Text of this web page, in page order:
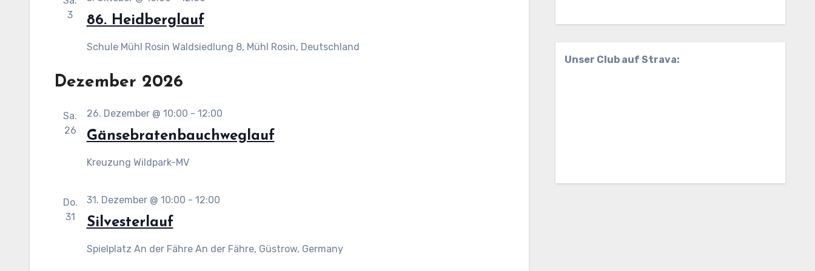
3
86. Heidberglauf
Schule Mühl Rosin Waldsiedlung 8, Mühl Rosin, Deutschland
Dezember 2026
Sa.
26
Gänsebratenbauchweglauf
26. Dezember @ 10:00 - 12:00
Kreuzung Wildpark-MV
Do.
31
Silvesterlauf
31. Dezember @ 10:00 - 12:00
Spielplatz An der Fähre An der Fähre, Güstrow, Germany
Unser Club auf Strava: